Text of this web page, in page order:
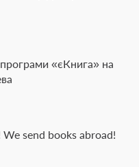
«єКнига» на
send books abroad!